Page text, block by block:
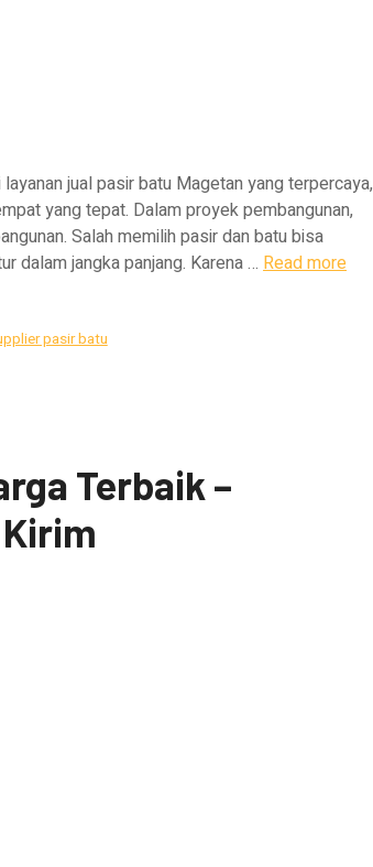
jual pasir batu Magetan yang terpercaya,
yang tepat. Dalam proyek pembangunan,
Salah memilih pasir dan batu bisa
dalam jangka panjang. Karena … Read more
pasir batu
Terbaik –